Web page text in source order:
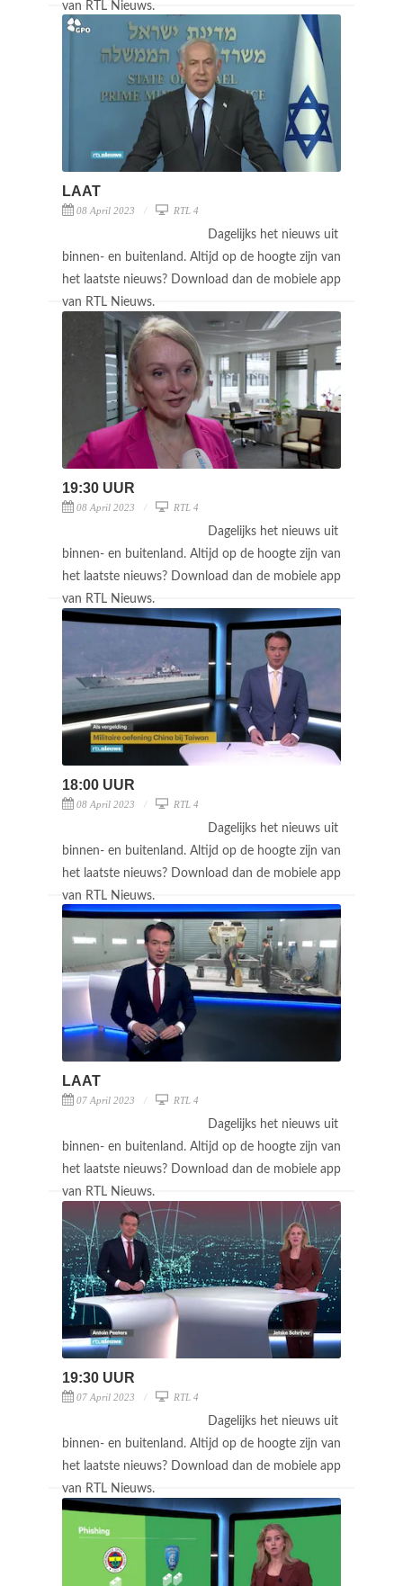
van RTL Nieuws.
LAAT
08 April 2023 RTL 4
Dagelijks het nieuws uit
binnen- en buitenland. Altijd op de hoogte zijn van
het laatste nieuws? Download dan de mobiele app
van RTL Nieuws.
19:30 UUR
08 April 2023 RTL 4
Dagelijks het nieuws uit
binnen- en buitenland. Altijd op de hoogte zijn van
het laatste nieuws? Download dan de mobiele app
van RTL Nieuws.
18:00 UUR
08 April 2023 RTL 4
Dagelijks het nieuws uit
binnen- en buitenland. Altijd op de hoogte zijn van
het laatste nieuws? Download dan de mobiele app
van RTL Nieuws.
LAAT
07 April 2023 RTL 4
Dagelijks het nieuws uit
binnen- en buitenland. Altijd op de hoogte zijn van
het laatste nieuws? Download dan de mobiele app
van RTL Nieuws.
19:30 UUR
07 April 2023 RTL 4
Dagelijks het nieuws uit
binnen- en buitenland. Altijd op de hoogte zijn van
het laatste nieuws? Download dan de mobiele app
van RTL Nieuws.